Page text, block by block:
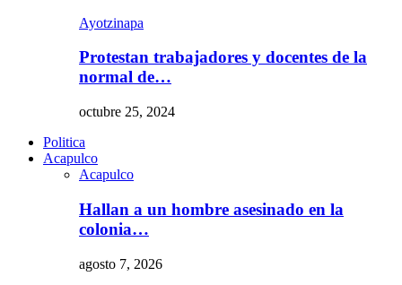
Ayotzinapa
Protestan trabajadores y docentes de la
normal de…
octubre 25, 2024
Politica
Acapulco
Acapulco
Hallan a un hombre asesinado en la
colonia…
agosto 7, 2026